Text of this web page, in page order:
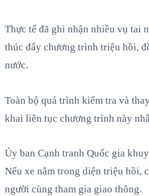
Thực tế đã ghi nhận nhiều vụ tai
thúc đẩy chương trình triệu hồi,
nước.
Toàn bộ quá trình kiểm tra và
khai liên tục chương trình này
Ủy ban Cạnh tranh Quốc gia
Nếu xe nằm trong diện triệu hồi,
người cùng tham gia giao thông.